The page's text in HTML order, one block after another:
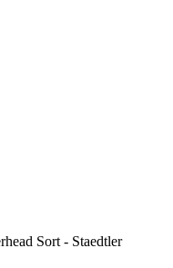
Sort - Staedtler